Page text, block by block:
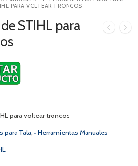
PARA VOLTEAR TRONCOS
STIHL para
para voltear troncos
para Tala, • Herramientas Manuales